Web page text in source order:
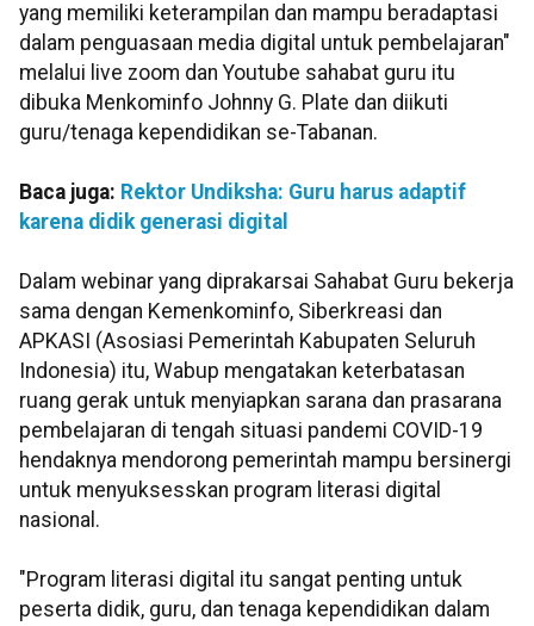
yang memiliki keterampilan dan mampu beradaptasi
dalam penguasaan media digital untuk pembelajaran"
melalui live zoom dan Youtube sahabat guru itu
dibuka Menkominfo Johnny G. Plate dan diikuti
guru/tenaga kependidikan se-Tabanan.
Baca juga: Rektor Undiksha: Guru harus adaptif
karena didik generasi digital
Dalam webinar yang diprakarsai Sahabat Guru bekerja
sama dengan Kemenkominfo, Siberkreasi dan
APKASI (Asosiasi Pemerintah Kabupaten Seluruh
Indonesia) itu, Wabup mengatakan keterbatasan
ruang gerak untuk menyiapkan sarana dan prasarana
pembelajaran di tengah situasi pandemi COVID-19
hendaknya mendorong pemerintah mampu bersinergi
untuk menyuksesskan program literasi digital
nasional.
"Program literasi digital itu sangat penting untuk
peserta didik, guru, dan tenaga kependidikan dalam